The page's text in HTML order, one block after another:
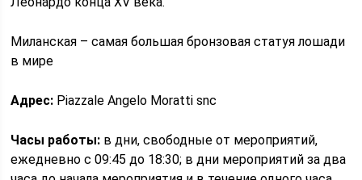
Миланская – самая большая бронзовая статуя лошади
в мире
Адрес: Piazzale Angelo Moratti snc
Часы работы: в дни, свободные от мероприятий,
ежедневно с 09:45 до 18:30; в дни мероприятий за два